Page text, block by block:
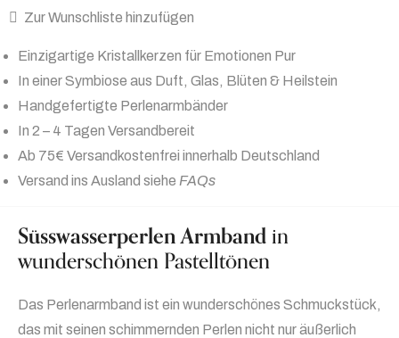
Menge
Zur Wunschliste hinzufügen
Einzigartige Kristallkerzen für Emotionen Pur
In einer Symbiose aus Duft, Glas, Blüten & Heilstein
Handgefertigte Perlenarmbänder
In 2 – 4 Tagen Versandbereit
Ab 75€ Versandkostenfrei innerhalb Deutschland
Versand ins Ausland siehe FAQs
Süsswasserperlen Armbandin
wunderschönen Pastelltönen
Das Perlenarmband ist ein wunderschönes Schmuckstück,
das mit seinen schimmernden Perlen nicht nur äußerlich